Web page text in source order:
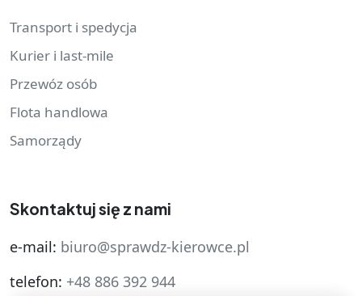
Transport i spedycja
Kurier i last-mile
Przewóz osób
Flota handlowa
Samorządy
Skontaktuj się z nami
e-mail: biuro@sprawdz-kierowce.pl
telefon: +48 886 392 944